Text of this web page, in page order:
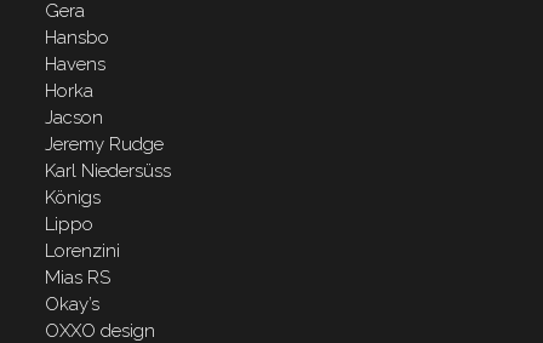
Gera
Hansbo
Havens
Horka
Jacson
Jeremy Rudge
Karl Niedersüss
Königs
Lippo
Lorenzini
Mias RS
Okay’s
OXXO design